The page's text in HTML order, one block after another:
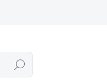
Hledat